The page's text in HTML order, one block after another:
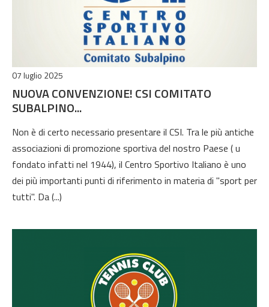
07 luglio 2025
NUOVA CONVENZIONE! CSI COMITATO
SUBALPINO...
Non è di certo necessario presentare il CSI. Tra le più antiche
associazioni di promozione sportiva del nostro Paese ( u
fondato infatti nel 1944), il Centro Sportivo Italiano è uno
dei più importanti punti di riferimento in materia di "sport per
tutti". Da (...)